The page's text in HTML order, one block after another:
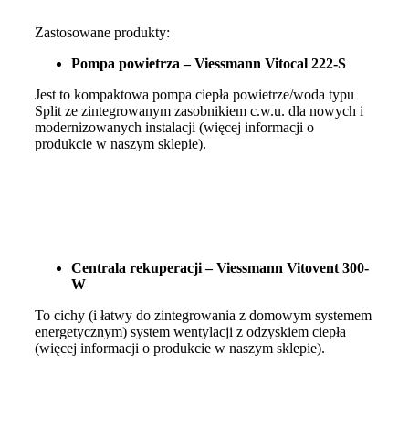
Zastosowane produkty:
Pompa powietrza – Viessmann Vitocal 222-S
Jest to kompaktowa pompa ciepła powietrze/woda typu
Split ze zintegrowanym zasobnikiem c.w.u. dla nowych i
modernizowanych instalacji (więcej informacji o
produkcie w naszym sklepie).
Centrala rekuperacji – Viessmann Vitovent 300-
W
To cichy (i łatwy do zintegrowania z domowym systemem
energetycznym) system wentylacji z odzyskiem ciepła
(więcej informacji o produkcie w naszym sklepie).